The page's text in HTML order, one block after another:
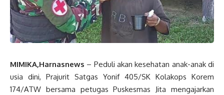
MIMIKA,Harnasnews – Peduli akan kesehatan anak-anak di
usia dini, Prajurit Satgas Yonif 405/SK Kolakops Korem
174/ATW bersama petugas Puskesmas Jita mengajarkan